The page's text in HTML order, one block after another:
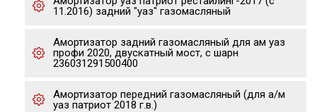
11.2016) задний "уаз" газомасляный
Амортизатор задний газомасляный для ам уаз
профи 2020, двускатный мост, с шарн
236031291500400
Амортизатор передний газомасляный (для а/м
уаз патриот 2018 г.в.)